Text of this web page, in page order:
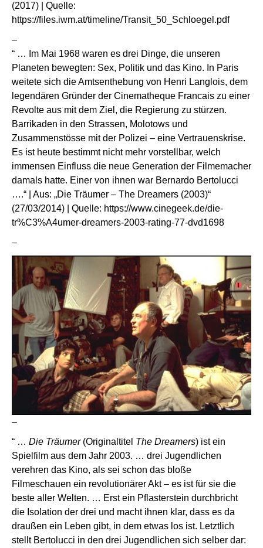
(2017) | Quelle:
https://files.iwm.at/timeline/Transit_50_Schloegel.pdf
–
“ … Im Mai 1968 waren es drei Dinge, die unseren
Planeten bewegten: Sex, Politik und das Kino. In Paris
weitete sich die Amtsenthebung von Henri Langlois, dem
legendären Gründer der Cinematheque Francais zu einer
Revolte aus mit dem Ziel, die Regierung zu stürzen.
Barrikaden in den Strassen, Molotows und
Zusammenstösse mit der Polizei – eine Vertrauenskrise.
Es ist heute bestimmt nicht mehr vorstellbar, welch
immensen Einfluss die neue Generation der Filmemacher
damals hatte. Einer von ihnen war Bernardo Bertolucci
….“ | Aus: „Die Träumer – The Dreamers (2003)“
(27/03/2014) | Quelle: https://www.cinegeek.de/die-
tr%C3%A4umer-dreamers-2003-rating-77-dvd1698
–
–
“ … Die Träumer(Originaltitel The Dreamers) ist ein
Spielfilm aus dem Jahr 2003. … drei Jugendlichen
verehren das Kino, als sei schon das bloße
Filmeschauen ein revolutionärer Akt – es ist für sie die
beste aller Welten. … Erst ein Pflasterstein durchbricht
die Isolation der drei und macht ihnen klar, dass es da
draußen ein Leben gibt, in dem etwas los ist. Letztlich
stellt Bertolucci in den drei Jugendlichen sich selber dar: